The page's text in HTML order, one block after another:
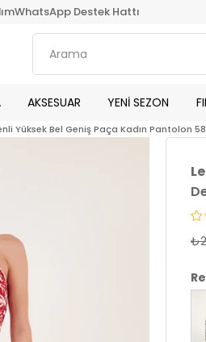
WhatsApp Destek Hattı
AKSESUAR YENİ SEZON
Yüksek Bel Geniş Paça Kadın Pantolon